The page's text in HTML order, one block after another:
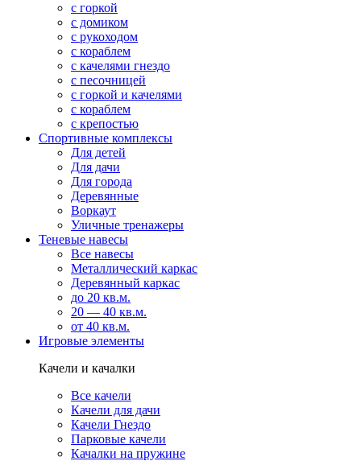
с горкой
с домиком
с рукоходом
с кораблем
с качелями гнездо
с песочницей
с горкой и качелями
с кораблем
с крепостью
Спортивные комплексы
Для детей
Для дачи
Для города
Деревянные
Воркаут
Уличные тренажеры
Теневые навесы
Все навесы
Металлический каркас
Деревянный каркас
до 20 кв.м.
20 — 40 кв.м.
от 40 кв.м.
Игровые элементы
Качели и качалки
Все качели
Качели для дачи
Качели Гнездо
Парковые качели
Качалки на пружине